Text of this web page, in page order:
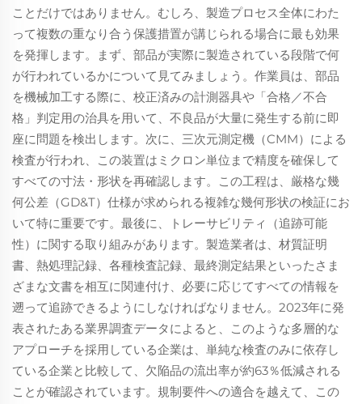
ことだけではありません。むしろ、製造プロセス全体にわた
って複数の重なり合う保護措置が講じられる場合に最も効果
を発揮します。まず、部品が実際に製造されている段階で何
が行われているかについて見てみましょう。作業員は、部品
を機械加工する際に、校正済みの計測器具や「合格／不合
格」判定用の治具を用いて、不良品が大量に発生する前に即
座に問題を検出します。次に、三次元測定機（CMM）による
検査が行われ、この装置はミクロン単位まで精度を確保して
すべての寸法・形状を再確認します。この工程は、厳格な幾
何公差（GD&T）仕様が求められる複雑な幾何形状の検証にお
いて特に重要です。最後に、トレーサビリティ（追跡可能
性）に関する取り組みがあります。製造業者は、材質証明
書、熱処理記録、各種検査記録、最終測定結果といったさま
ざまな文書を相互に関連付け、必要に応じてすべての情報を
遡って追跡できるようにしなければなりません。2023年に発
表されたある業界調査データによると、このような多層的な
アプローチを採用している企業は、単純な検査のみに依存し
ている企業と比較して、欠陥品の流出率が約63％低減される
ことが確認されています。規制要件への適合を越えて、この